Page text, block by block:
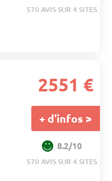
570 AVIS SUR 4 SITES
2551 €
+ d'infos >
8.2/10
570 AVIS SUR 4 SITES